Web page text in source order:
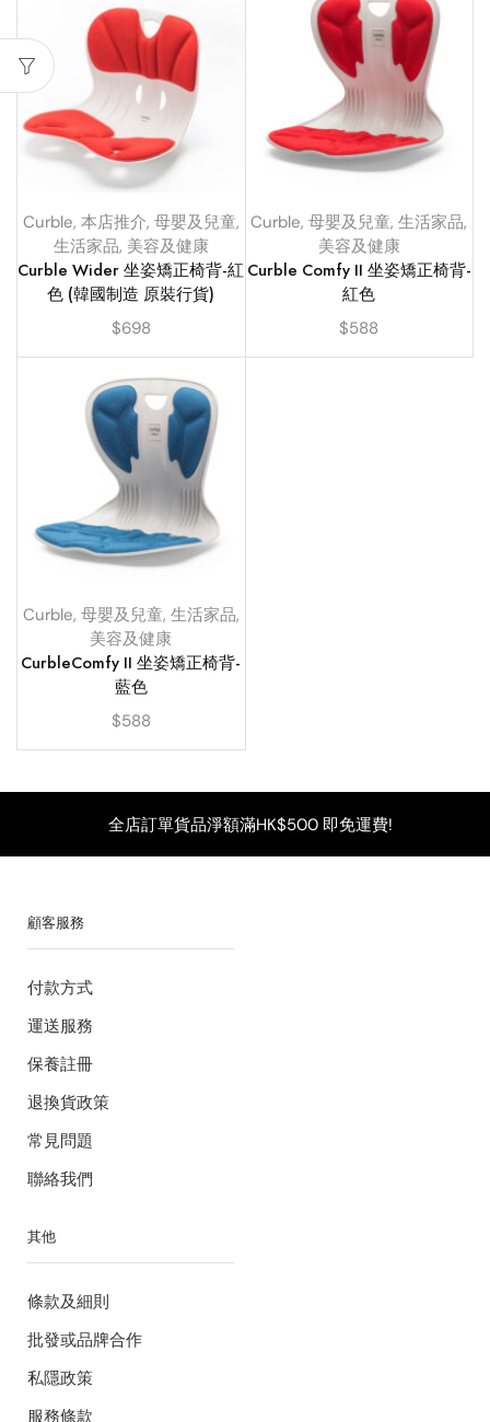
Curble, 本店推介, 母嬰及兒童,
生活家品, 美容及健康
Curble Wider 坐姿矯正椅背-紅
色 (韓國制造 原裝行貨)
$698
Curble,母嬰及兒童,生活家品,
美容及健康
Curble Comfy II 坐姿矯正椅背-
紅色
$588
Curble, 母嬰及兒童, 生活家品,
美容及健康
CurbleComfy II 坐姿矯正椅背-
藍色
$588
全店訂單貨品淨額滿HK$500 即免運費!
顧客服務
付款方式
運送服務
保養註冊
退換貨政策
常見問題
聯絡我們
其他
條款及細則
批發或品牌合作
私隱政策
服務條款